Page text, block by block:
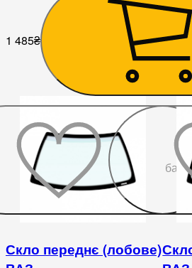
1 485₴
Скло переднє (лобове)